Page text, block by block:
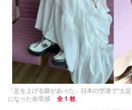
「足を上げる癖があった」日本の空港で“土
になった余罪感
全 1 枚